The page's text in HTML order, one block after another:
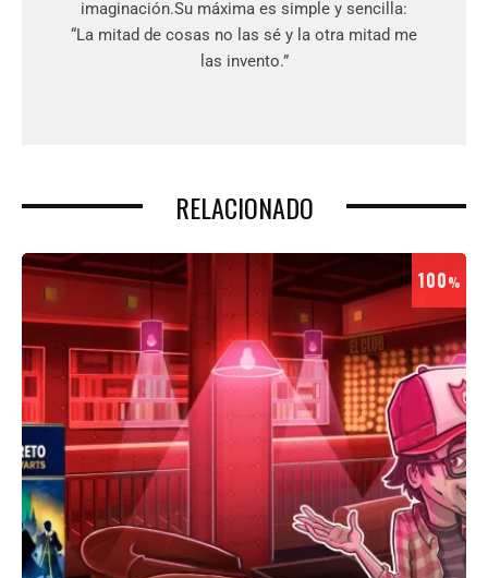
imaginación.Su máxima es simple y sencilla:
“La mitad de cosas no las sé y la otra mitad me
las invento.”
RELACIONADO
100%